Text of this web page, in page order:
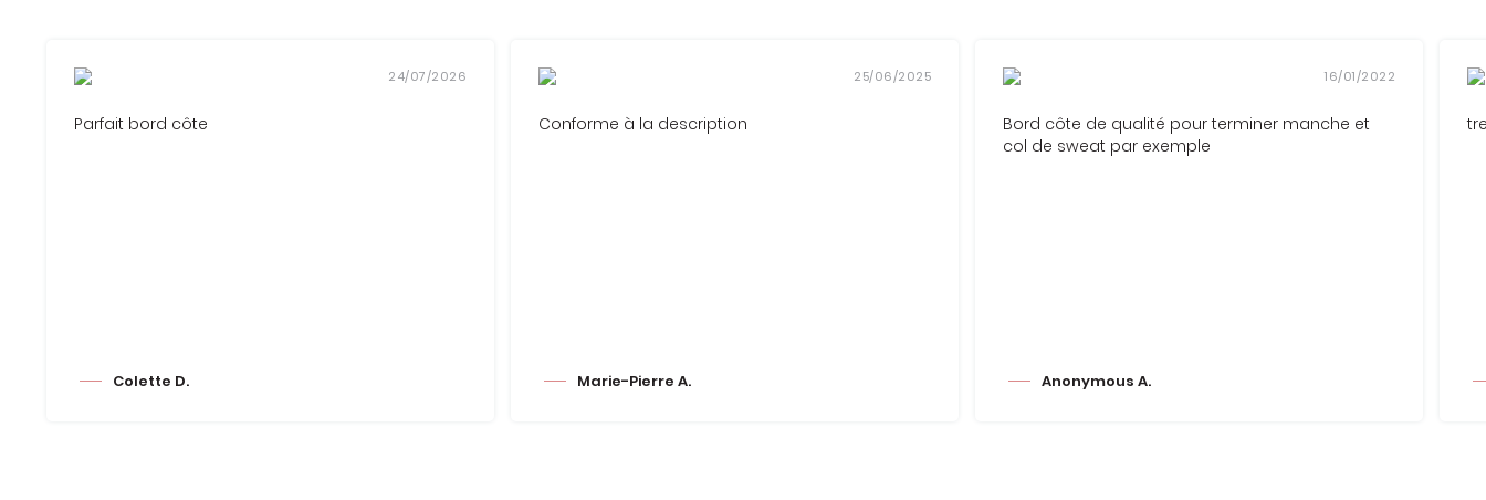
24/07/2026
Parfait bord côte
Colette D.
25/06/2025
Conforme à la description
Marie-Pierre A.
16/01/2022
Bord côte de qualité pour terminer manche et
col de sweat par exemple
Anonymous A.